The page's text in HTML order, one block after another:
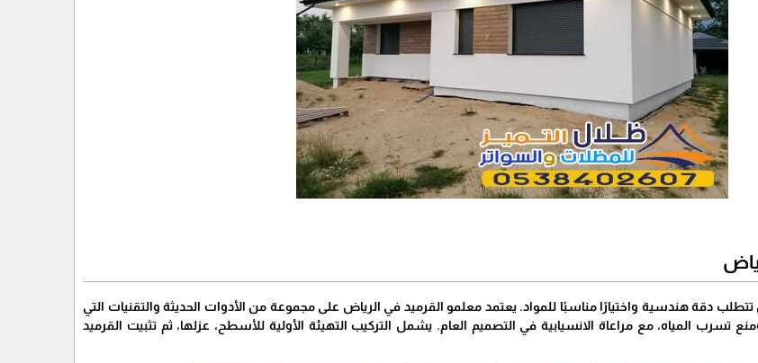
دقة هندسية واختيارًا مناسبًا للمواد. يعتمد معلمو القرميد في الرياض على مجموعة من الأدوات الحديثة والتقنيات التي
المياه، مع مراعاة الانسيابية في التصميم العام. يشمل التركيب التهيئة الأولية للأسطح، عزلها، ثم تثبيت القرميد